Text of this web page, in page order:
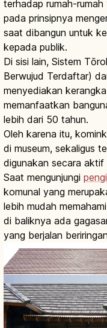
terhadap rumah-
pada prinsipnya
saat dibangun untuk
kepada publik.
Di sisi lain, Sistem
Berwujud Terdaftar)
menyediakan
memanfaatkan
lebih dari 50 tahun.
Oleh karena itu,
di museum, sekaligus
digunakan secara
Saat mengunjungi
komunal yang
lebih mudah
di baliknya ada
yang berjalan